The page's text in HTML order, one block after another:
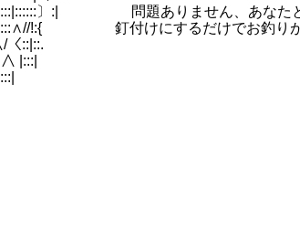
りません、あなたとそこの
にするだけでお釣りがくる
::|::.
|:::|